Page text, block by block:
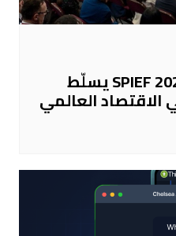
منتدى الطاقة في SPIEF 2026 يسلّط
العالمي